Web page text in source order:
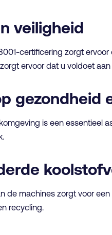
veiligheid
certificering zorgt
ervoor dat u voldoet
gezondheid
is een essentieel
de machines zorgt voor
recycling.